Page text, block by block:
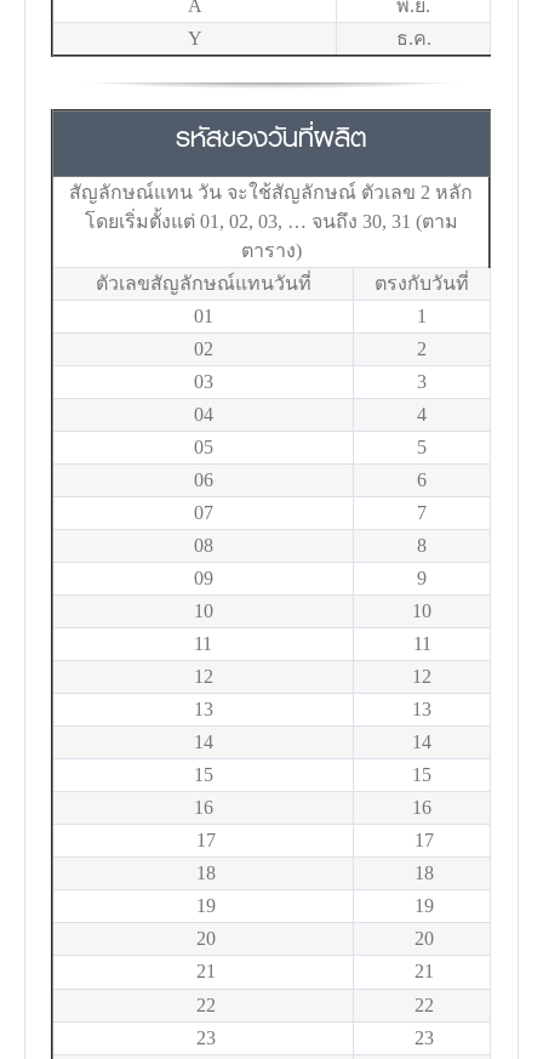
A
พ.ย.
Y
ธ.ค.
รหัสของวันที่ผลิต
สัญลักษณ์แทน วัน จะใช้สัญลักษณ์ ตัวเลข 2 หลัก
โดยเริ่มตั้งแต่ 01, 02, 03, … จนถึง 30, 31 (ตาม
ตาราง)
ตัวเลขสัญลักษณ์แทนวันที่
ตรงกับวันที่
01
1
02
2
03
3
04
4
05
5
06
6
07
7
08
8
09
9
10
10
11
11
12
12
13
13
14
14
15
15
16
16
17
17
18
18
19
19
20
20
21
21
22
22
23
23